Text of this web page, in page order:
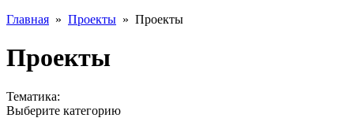
Главная » Проекты » Проекты
Проекты
Тематика:
Выберите категорию